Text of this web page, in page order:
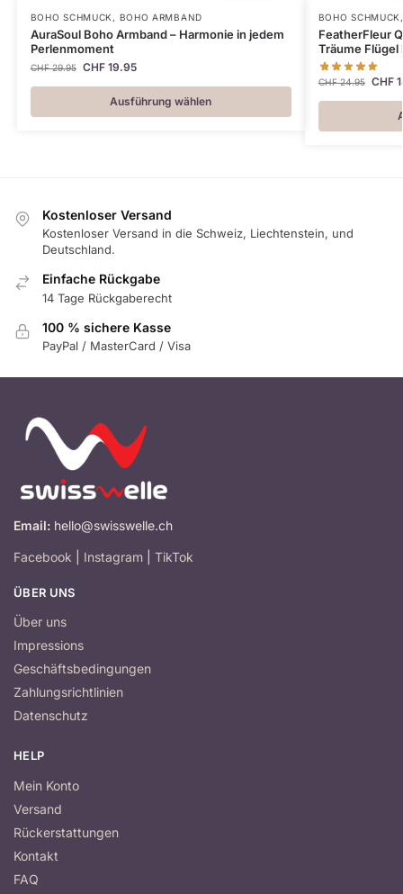
BOHO SCHMUCK , BOHO ARMBAND
AuraSoul Boho Armband – Harmonie in jedem
Perlenmoment
CHF29.95 CHF19.95
Ausführung wählen
BOHO SCHMUCK
FeatherFleur
Träume Flügel
CHF24.95 CHF
Kostenloser Versand
Kostenloser Versand in die Schweiz, Liechtenstein, und
Deutschland.
Einfache Rückgabe
14 Tage Rückgaberecht
100 % sichere Kasse
PayPal / MasterCard / Visa
Email: hello@swisswelle.ch
Facebook Instagram TikTok
ÜBER UNS
Über uns
Impressions
Geschäftsbedingungen
Zahlungsrichtlinien
Datenschutz
HELP
Mein Konto
Versand
Rückerstattungen
Kontakt
FAQ